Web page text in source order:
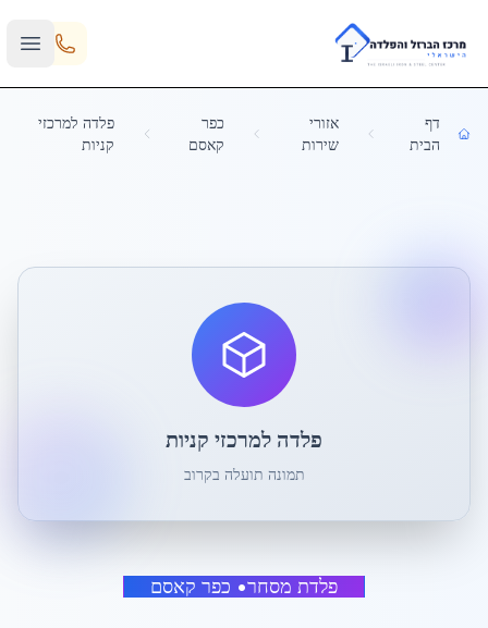
Skip to main content
דף
הבית
אזורי
שירות
כפר
קאסם
פלדה למרכזי
קניות
פלדת מסחר• כפר קאסם
פלדה למרכזי קניות
תמונה תועלה בקרוב